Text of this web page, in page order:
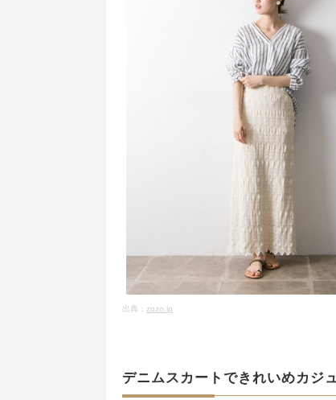
出典： zozo.jp
デニムスカートできれいめカジ